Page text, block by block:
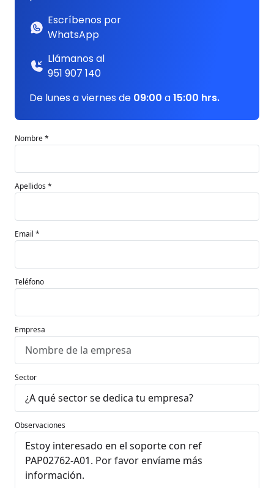
Escríbenos por
WhatsApp
Llámanos al
951 907 140
De lunes a viernes de 09:00 a15:00 hrs.
Nombre *
Apellidos *
Email *
Teléfono
Empresa
Sector
Observaciones